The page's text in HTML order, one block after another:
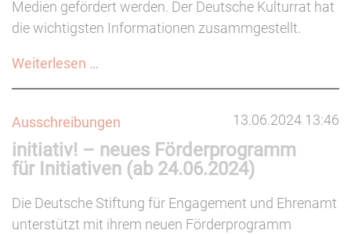
Medien gefördert werden. Der Deutsche Kulturrat hat
die wichtigsten Informationen zusammgestellt.
Weiterlesen …
13.06.2024 13:46
Ausschreibungen
initiativ! – neues Förderprogramm
für Initiativen (ab 24.06.2024)
Die Deutsche Stiftung für Engagement und Ehrenamt
unterstützt mit ihrem neuen Förderprogramm